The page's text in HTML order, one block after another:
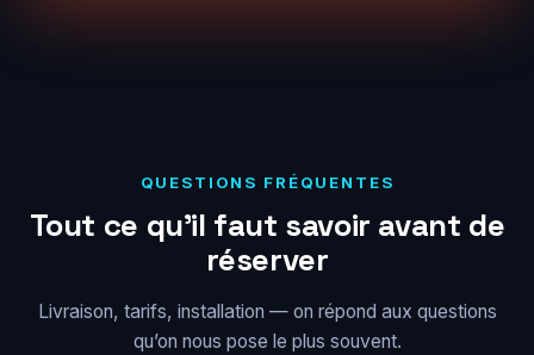
QUESTIONS FRÉQUENTES
Tout ce qu’il faut savoir avant de
réserver
Livraison, tarifs, installation — on répond aux questions
qu’on nous pose le plus souvent.